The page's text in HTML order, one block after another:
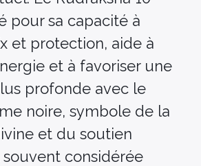
pour sa capacité à
et protection, aide à
et à favoriser une
profonde avec le
noire, symbole de la
et du soutien
considérée